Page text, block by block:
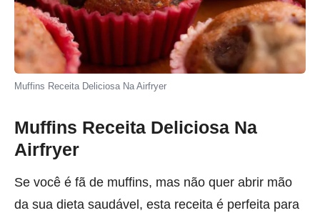
Muffins Receita Deliciosa Na Airfryer
Muffins Receita Deliciosa Na
Airfryer
Se você é fã de muffins, mas não quer abrir mão
da sua dieta saudável, esta receita é perfeita para